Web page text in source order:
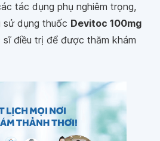
tác dụng phụ nghiêm trọng,
sử dụng thuốc Devitoc 100mg
điều trị để được thăm khám